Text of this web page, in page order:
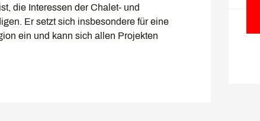
die Interessen der Chalet- und
Er setzt sich insbesondere für eine
ein und kann sich allen Projekten